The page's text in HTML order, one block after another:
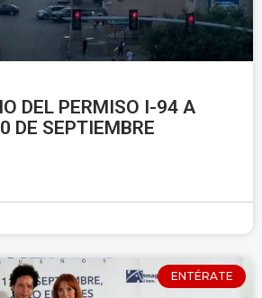
DEL PERMISO I-94 A
DE SEPTIEMBRE
ENTÉRATE